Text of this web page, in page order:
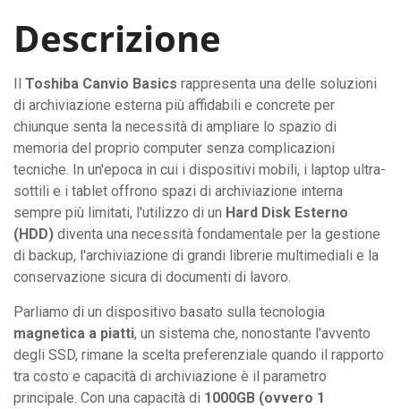
Terabyte,
Nero:
memoria
portatile
ad
capacità
da
usare.
quantità
Descrizione
Il Toshiba Canvio Basics rappresenta una delle soluzioni
di archiviazione esterna più affidabili e concrete per
chiunque senta la necessità di ampliare lo spazio di
memoria del proprio computer senza complicazioni
tecniche. In un'epoca in cui i dispositivi mobili, i laptop ultra-
sottili e i tablet offrono spazi di archiviazione interna
sempre più limitati, l'utilizzo di un Hard Disk Esterno
(HDD) diventa una necessità fondamentale per la gestione
di backup, l'archiviazione di grandi librerie multimediali e la
conservazione sicura di documenti di lavoro.
Parliamo di un dispositivo basato sulla tecnologia
magnetica a piatti, un sistema che, nonostante l'avvento
degli SSD, rimane la scelta preferenziale quando il rapporto
tra costo e capacità di archiviazione è il parametro
principale. Con una capacità di 1000GB (ovvero 1